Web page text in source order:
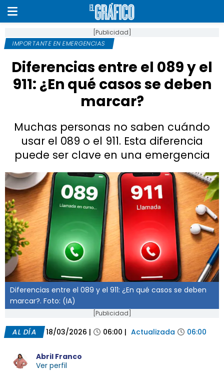
[Publicidad]
IMPORTANTE EN EMERGENCIAS
Diferencias entre el 089 y el
911: ¿En qué casos se deben
marcar?
Muchas personas no saben cuándo
usar el 089 o el 911. Esta diferencia
puede ser clave en una emergencia
Diferencias entre el 089 y el 911: ¿En qué casos se deben
marcar?. Foto: (IA)
[Publicidad]
AL DÍA 18/03/2026 | 06:00 | Actualizada 06:00
Abril Franco
Ver perfil